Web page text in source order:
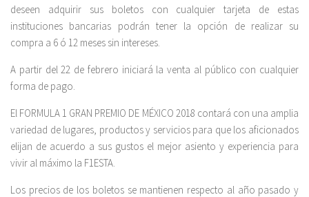
deseen adquirir sus boletos con cualquier tarjeta de estas
instituciones bancarias podrán tener la opción de realizar su
compra a 6 ó 12 meses sin intereses.
A partir del 22 de febrero iniciará la venta al público con cualquier
forma de pago.
El FORMULA 1 GRAN PREMIO DE MÉXICO 2018 contará con una amplia
variedad de lugares, productos y servicios para que los aficionados
elijan de acuerdo a sus gustos el mejor asiento y experiencia para
vivir al máximo la F1ESTA.
Los precios de los boletos se mantienen respecto al año pasado y